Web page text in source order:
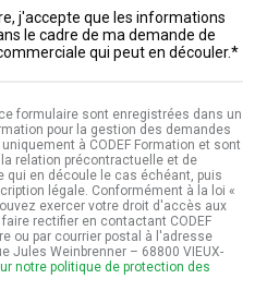
j'accepte que les informations
le cadre de ma demande de
qui peut en découler.*
formulaire sont enregistrées dans un
pour la gestion des demandes
à CODEF Formation et sont
relation précontractuelle et de
qui en découle le cas échéant, puis
légale. Conformément à la loi «
exercer votre droit d'accès aux
rectifier en contactant CODEF
ou par courrier postal à l'adresse
Jules Weinbrenner – 68800 VIEUX-
notre politique de protection des